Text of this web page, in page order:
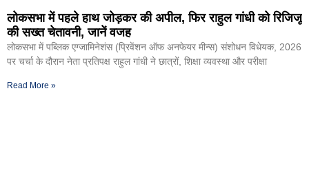
लोकसभा में पहले हाथ जोड़कर की अपील, फिर राहुल गांधी को रिजिजू
की सख्त चेतावनी, जानें वजह
लोकसभा में पब्लिक एग्जामिनेशंस (प्रिवेंशन ऑफ अनफेयर मीन्स) संशोधन विधेयक, 2026
पर चर्चा के दौरान नेता प्रतिपक्ष राहुल गांधी ने छात्रों, शिक्षा व्यवस्था और परीक्षा
Read More »